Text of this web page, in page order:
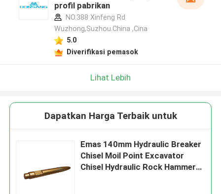
profil pabrikan
NO.388 Xinfeng Rd
Wuzhong,Suzhou.China ,Cina
5.0
Diverifikasi pemasok
Lihat Lebih
Dapatkan Harga Terbaik untuk
Emas 140mm Hydraulic Breaker
Chisel Moil Point Excavator
Chisel Hydraulic Rock Hammer